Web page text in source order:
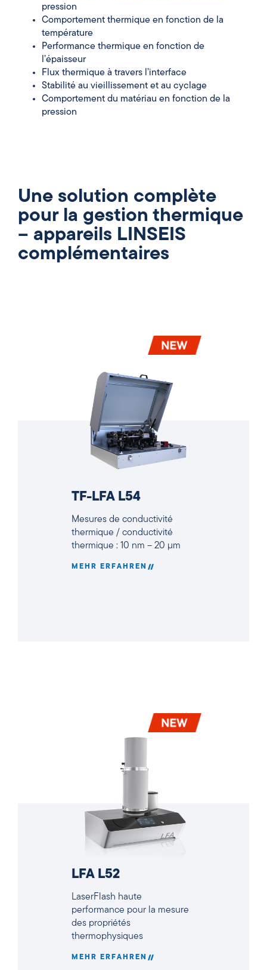
pression
Comportement thermique en fonction de la
température
Performance thermique en fonction de
l’épaisseur
Flux thermique à travers l’interface
Stabilité au vieillissement et au cyclage
Comportement du matériau en fonction de la
pression
Une solution complète
pour la gestion thermique
– appareils LINSEIS
complémentaires
TF-LFA L54
Mesures de conductivité
thermique / conductivité
thermique : 10 nm – 20 µm
MEHR ERFAHREN
LFA L52
LaserFlash haute
performance pour la mesure
des propriétés
thermophysiques
MEHR ERFAHREN